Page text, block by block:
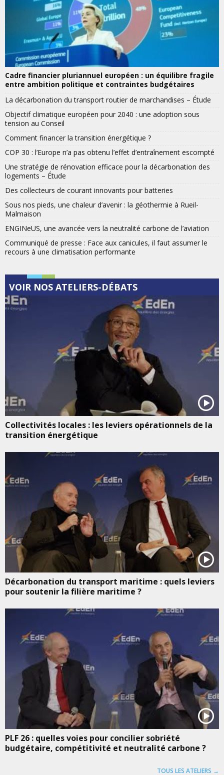
Cadre financier pluriannuel européen : un équilibre fragile
entre ambition politique et contraintes budgétaires
La décarbonation du transport routier de marchandises – Étude
Objectif climatique européen pour 2040 : une adoption sous
tension au Conseil
Comment financer la transition énergétique ?
COP 30 : l’Europe n’a pas obtenu l’effet d’entraînement escompté
Une stratégie de rénovation efficace pour la décarbonation des
logements – Étude
Des collecteurs de courant innovants pour batteries
Sous nos pieds, une chaleur d’avenir : la géothermie à Rueil-
Malmaison
ENGINeUS, une avancée vers la neutralité carbone de l’aviation
Communiqué de presse : Face aux canicules, il faut assumer le
recours à une climatisation performante
VOIR NOS ATELIERS-DÉBATS
Collectivités locales : les leviers opérationnels de la
transition énergétique
Décarbonation du transport maritime : quels leviers
pour soutenir la filière maritime ?
PLF 26 : quelles voies pour concilier sobriété
budgétaire, compétitivité et neutralité carbone ?
TOUS LES ATELIERS →